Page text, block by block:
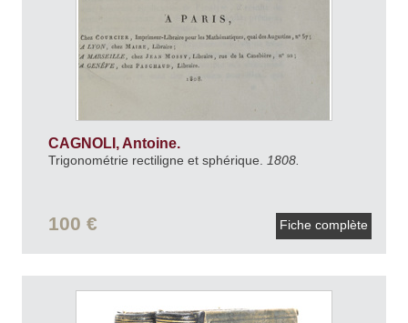
CAGNOLI, Antoine.
Trigonométrie rectiligne et sphérique. 1808.
100 € Fiche complète